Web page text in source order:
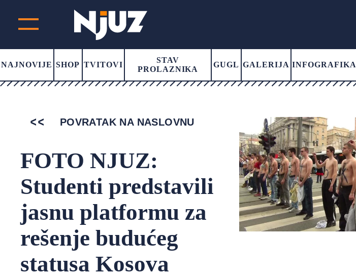
NAJNOVIJE SHOP TVITOVI
STAV
PROLAZNIKA
GUGL GALERIJA INFOGRAFIKA
POVRATAK NA NASLOVNU
FOTO NJUZ:
Studenti predstavili
jasnu platformu za
rešenje budućeg
statusa Kosova